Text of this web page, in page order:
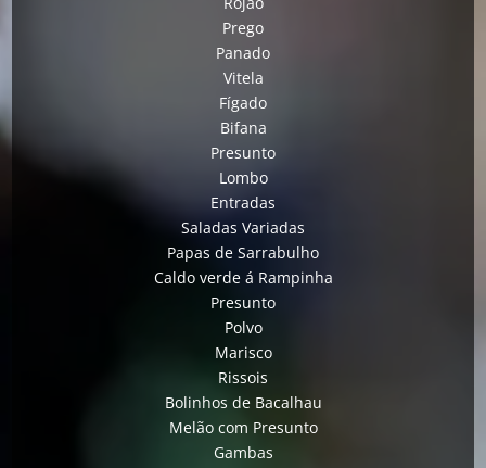
Prego
Panado
Vitela
Fígado
Bifana
Presunto
Lombo
Entradas
Saladas Variadas
Papas de Sarrabulho
Caldo verde á Rampinha
Presunto
Polvo
Marisco
Rissois
Bolinhos de Bacalhau
Melão com Presunto
Gambas